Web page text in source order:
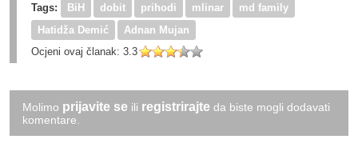
Tags:
BiH dobit prihodi mlinar
md family
Hatidža Demić
Adnan Mujan
Ocjeni ovaj članak: 3.3
Molimo prijavite se ili registrirajte da biste mogli dodavati
komentare.